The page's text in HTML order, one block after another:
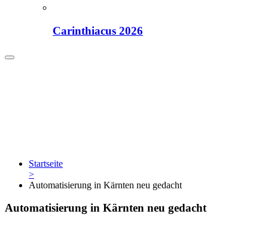
Carinthiacus 2026
Startseite
>
Automatisierung in Kärnten neu gedacht
Automatisierung in Kärnten neu gedacht